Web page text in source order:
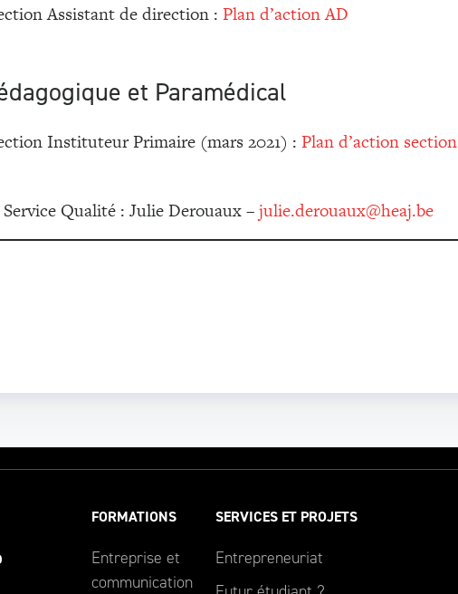
Assistant de direction : Plan d’action AD
et Paramédical
Instituteur Primaire (mars 2021) : Plan d’action section
Qualité : Julie Derouaux –julie.derouaux@heaj.be
FORMATIONS
Entreprise et
communication
SERVICES ET PROJETS
Entrepreneuriat